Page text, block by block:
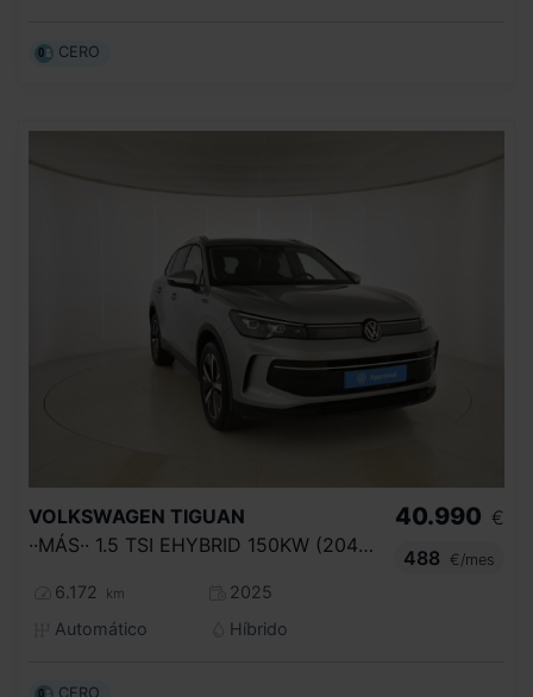
CERO
VOLKSWAGEN TIGUAN
··MÁS·· 1.5 TSI EHYBRID 150KW (204CV) DSG
6.172 km
2025
Automático
Híbrido
40.990 €
488
€/mes
CERO